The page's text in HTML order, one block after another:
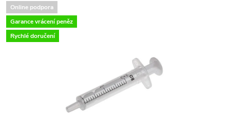
Online podpora
Garance vrácení peněz
Rychlé doručení